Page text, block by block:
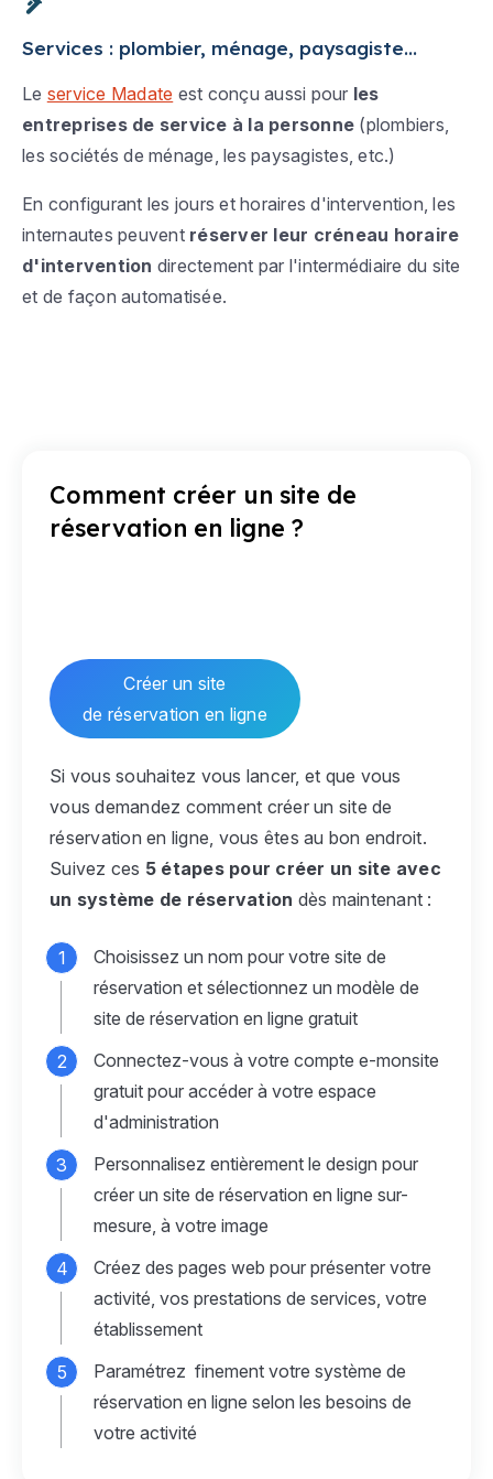
Services : plombier, ménage, paysagiste...
Le service Madate est conçu aussi pour les
entreprises de service à la personne (plombiers,
les sociétés de ménage, les paysagistes, etc.)
En configurant les jours et horaires d'intervention, les
internautes peuvent réserver leur créneau horaire
d'intervention directement par l'intermédiaire du site
et de façon automatisée.
Comment créer un site de
réservation en ligne ?
Créer un site
de réservation en ligne
Si vous souhaitez vous lancer, et que vous
vous demandez comment créer un site de
réservation en ligne, vous êtes au bon endroit.
Suivez ces 5 étapes pour créer un site avec
un système de réservation dès maintenant :
Choisissez un nom pour votre site de
réservation et sélectionnez un modèle de
site de réservation en ligne gratuit
Connectez-vous à votre compte e-monsite
gratuit pour accéder à votre espace
d'administration
Personnalisez entièrement le design pour
créer un site de réservation en ligne sur-
mesure, à votre image
Créez des pages web pour présenter votre
activité, vos prestations de services, votre
établissement
Paramétrez finement votre système de
réservation en ligne selon les besoins de
votre activité